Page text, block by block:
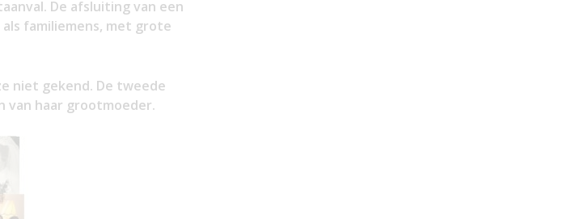
De afsluiting van een
familiemens, met grote
niet gekend. De tweede
van haar grootmoeder.